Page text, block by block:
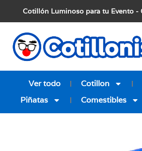
Cotillón Luminoso para tu Evento -
Ver todo Cotillon
Piñatas
Comestibles